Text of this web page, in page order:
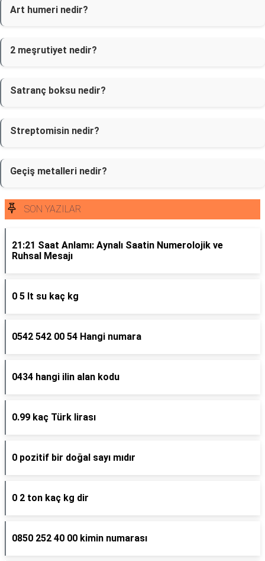
Art humeri nedir?
2 meşrutiyet nedir?
Satranç boksu nedir?
Streptomisin nedir?
Geçiş metalleri nedir?
SON YAZILAR
21:21 Saat Anlamı: Aynalı Saatin Numerolojik ve
Ruhsal Mesajı
0 5 lt su kaç kg
0542 542 00 54 Hangi numara
0434 hangi ilin alan kodu
0.99 kaç Türk lirası
0 pozitif bir doğal sayı mıdır
0 2 ton kaç kg dir
0850 252 40 00 kimin numarası